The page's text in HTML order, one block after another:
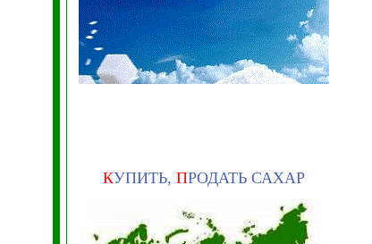
КУПИТЬ, ПРОДАТЬ САХАР